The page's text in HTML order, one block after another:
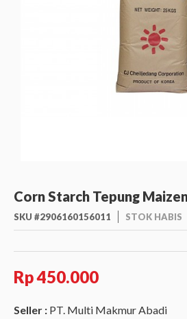
Corn Starch Tepung
SKU #2906160156011 STOK HABIS
Rp 450.000
Seller : PT. Multi Makmur Abadi